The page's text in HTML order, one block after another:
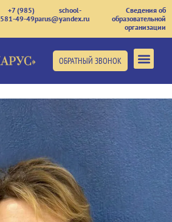
+7 (985)
581-49-49
school-
parus@yandex.ru
Сведения об
образовательной
организации
ОБРАТНЫЙ ЗВОНОК